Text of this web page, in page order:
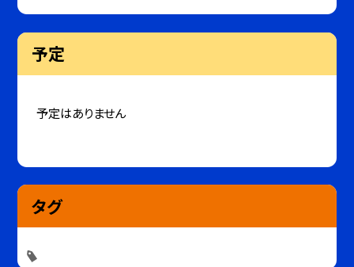
予定
予定はありません
タグ